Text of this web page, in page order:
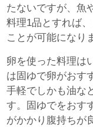
たないですが、魚
料理1品とすれば
ことが可能になり
卵を使った料理は
は固ゆで卵がおす
手軽でしかも油な
す。固ゆでをおす
がかかり腹持ちが